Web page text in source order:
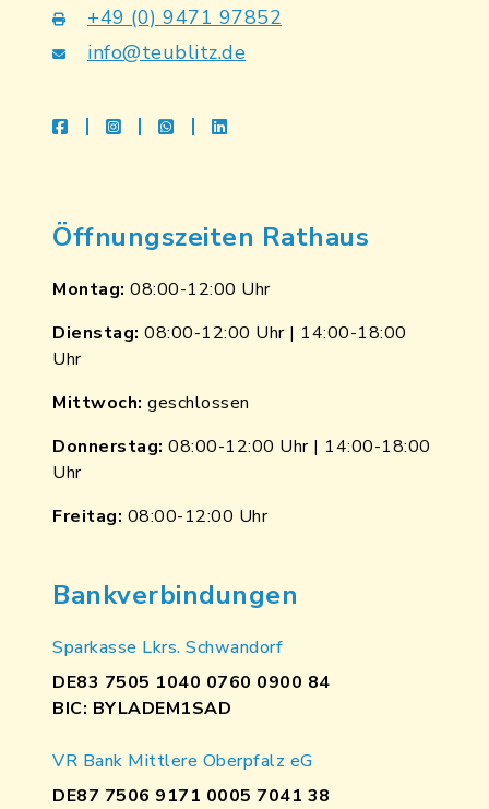
+49 (0) 9471 97852
info@teublitz.de
facebookinstagramwhatsapplinkedin
Öffnungszeiten Rathaus
Montag: 08:00-12:00 Uhr
Dienstag: 08:00-12:00 Uhr | 14:00-18:00
Uhr
Mittwoch: geschlossen
Donnerstag: 08:00-12:00 Uhr | 14:00-18:00
Uhr
Freitag: 08:00-12:00 Uhr
Bankverbindungen
Sparkasse Lkrs. Schwandorf
DE83 7505 1040 0760 0900 84
BIC: BYLADEM1SAD
VR Bank Mittlere Oberpfalz eG
DE87 7506 9171 0005 7041 38